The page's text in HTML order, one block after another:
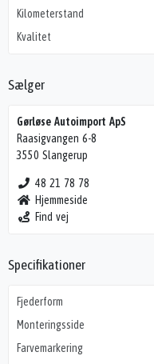
Kilometerstand
Kvalitet
Sælger
Gørløse Autoimport ApS
Raasigvangen 6-8
3550 Slangerup
48 21 78 78
Hjemmeside
Find vej
Specifikationer
Fjederform
Monteringsside
Farvemarkering